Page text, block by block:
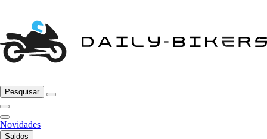
Pesquisar
Novidades
Saldos